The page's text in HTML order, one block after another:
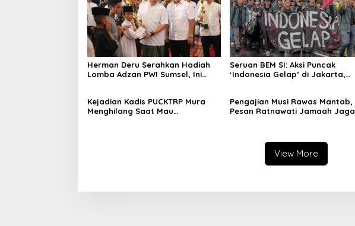
Herman Deru Serahkan Hadiah
Lomba Adzan PWI Sumsel, Ini
Seruan BEM SI: Aksi Puncak
‘Indonesia Gelap’ di Jakarta,
Kejadian Kadis PUCKTRP Mura
Menghilang Saat Mau
Pengajian Musi Rawas Mantab,
Pesan Ratnawati Jamaah Jaga
View More